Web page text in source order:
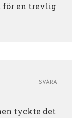
för en trevlig
tyckte det
SVARA